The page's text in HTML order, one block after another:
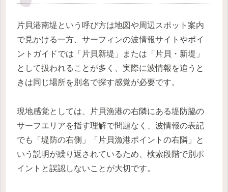
片貝港南堤という呼び方は地図や周辺スポット案内
で見かける一方、サーフィンの波情報サイトやポイ
ントガイドでは「片貝新堤」または「片貝・新堤」
として扱われることが多く、実際に波情報を追うと
きは同じ場所を別名で探す感覚が必要です。
現地感覚としては、片貝漁港の右隣にある堤防脇の
サーフエリアを指す理解で問題なく、波情報の表記
でも「堤防の右側」「片貝漁港ポイントの右隣」と
いう説明が繰り返されているため、検索段階で別ポ
イントと誤認しないことが大切です。